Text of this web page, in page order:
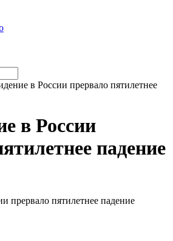
в России прервало пятилетнее
в России
падение